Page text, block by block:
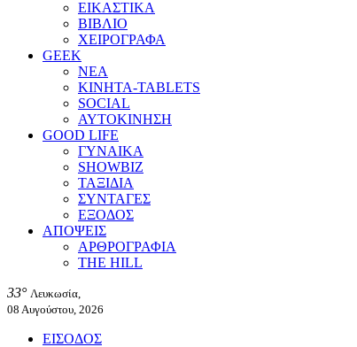
ΕΙΚΑΣΤΙΚΑ
ΒΙΒΛΙΟ
ΧΕΙΡΟΓΡΑΦΑ
GEEK
ΝΕΑ
ΚΙΝΗΤΑ-TABLETS
SOCIAL
ΑΥΤΟΚΙΝΗΣΗ
GOOD LIFE
ΓΥΝΑΙΚΑ
SHOWBIZ
ΤΑΞΙΔΙΑ
ΣΥΝΤΑΓΕΣ
ΕΞΟΔΟΣ
ΑΠΟΨΕΙΣ
ΑΡΘΡΟΓΡΑΦΙΑ
THE HILL
33° Λευκωσία,
08 Αυγούστου, 2026
ΕΙΣΟΔΟΣ